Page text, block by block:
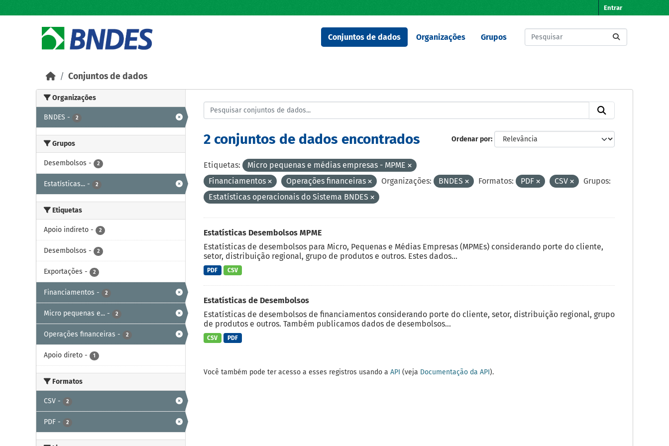
Entrar
Conjuntos de dados Organizações Grupos
Conjuntos de dados
Organizações
BNDES - 2
Grupos
Desembolsos - 2
Estatísticas... - 2
Etiquetas
Apoio indireto - 2
Desembolsos - 2
Exportações - 2
Financiamentos - 2
Micro pequenas e... - 2
Operações financeiras - 2
Apoio direto - 1
Formatos
CSV - 2
PDF - 2
Ordenar por
2 conjuntos de dados encontrados
Etiquetas:
Micro pequenas e médias empresas - MPME
Financiamentos
Operações financeiras Organizações: BNDES Formatos: PDF CSV
Grupos:
Estatísticas operacionais do Sistema BNDES
Estatísticas Desembolsos MPME
Estatísticas de desembolsos para Micro, Pequenas e Médias Empresas (MPMEs) considerando porte do cliente,
setor, distribuição regional, grupo de produtos e outros. Estes dados...
PDF CSV
Estatísticas de Desembolsos
Estatísticas de desembolsos de financiamentos considerando porte do cliente, setor, distribuição regional, grupo
de produtos e outros. Também publicamos dados de desembolsos...
CSV PDF
Você também pode ter acesso a esses registros usando a API (veja Documentação da API).